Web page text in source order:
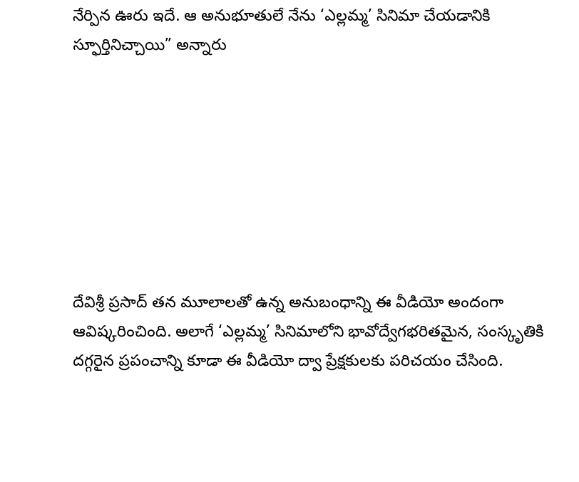
నేర్పిన ఊరు ఇదే. ఆ అనుభూతులే నేను ‘ఎల్లమ్మ’ సినిమా చేయడానికి
స్ఫూర్తినిచ్చాయి” అన్నారు
దేవిశ్రీ ప్రసాద్ తన మూలాలతో ఉన్న అనుబంధాన్ని ఈ వీడియో అందంగా
ఆవిష్కరించింది. అలాగే ‘ఎల్లమ్మ’ సినిమాలోని భావోద్వేగభరితమైన, సంస్కృతికి
దగ్గరైన ప్రపంచాన్ని కూడా ఈ వీడియో ద్వారా ప్రేక్షకులకు పరిచయం చేసింది.